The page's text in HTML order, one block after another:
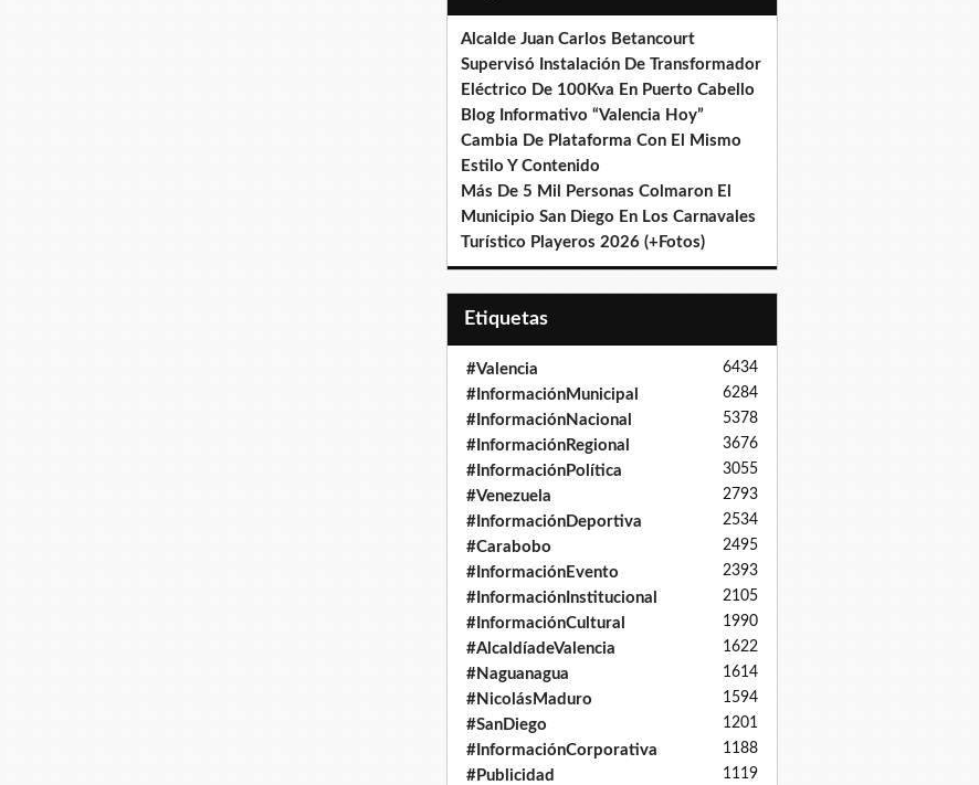
Alcalde Juan Carlos Betancourt
Supervisó Instalación De Transformador
Eléctrico De 100Kva En Puerto Cabello
Blog Informativo “Valencia Hoy”
Cambia De Plataforma Con El Mismo
Estilo Y Contenido
Más De 5 Mil Personas Colmaron El
Municipio San Diego En Los Carnavales
Turístico Playeros 2026 (+Fotos)
Etiquetas
#Valencia 6434
#InformaciónMunicipal 6284
#InformaciónNacional 5378
#InformaciónRegional 3676
#InformaciónPolítica 3055
#Venezuela 2793
#InformaciónDeportiva 2534
#Carabobo 2495
#InformaciónEvento 2393
#InformaciónInstitucional 2105
#InformaciónCultural 1990
#AlcaldíadeValencia 1622
#Naguanagua 1614
#NicolásMaduro 1594
#SanDiego 1201
#InformaciónCorporativa 1188
#Publicidad 1119